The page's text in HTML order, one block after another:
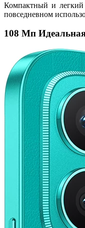
Компактный и легкий
повседневном
108 Мп